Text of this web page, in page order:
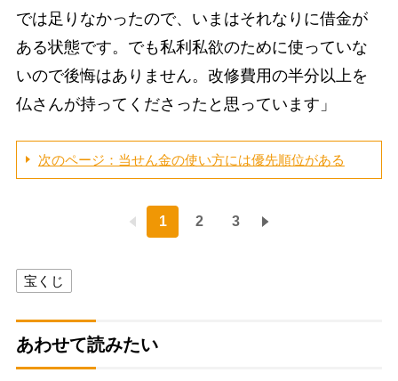
では足りなかったので、いまはそれなりに借金が
ある状態です。でも私利私欲のために使っていな
いので後悔はありません。改修費用の半分以上を
仏さんが持ってくださったと思っています」
次のページ：当せん金の使い方には優先順位がある
1 2 3
宝くじ
あわせて読みたい